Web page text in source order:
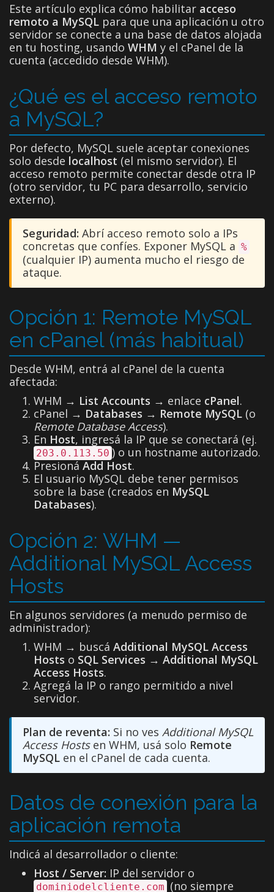
Este artículo explica cómo habilitar acceso
remoto a MySQL para que una aplicación u otro
servidor se conecte a una base de datos alojada
en tu hosting, usando WHM y el cPanel de la
cuenta (accedido desde WHM).
¿Qué es el acceso remoto
a MySQL?
Por defecto, MySQL suele aceptar conexiones
solo desde localhost (el mismo servidor). El
acceso remoto permite conectar desde otra IP
(otro servidor, tu PC para desarrollo, servicio
externo).
Seguridad: Abrí acceso remoto solo a IPs
concretas que confíes. Exponer MySQL a %
(cualquier IP) aumenta mucho el riesgo de
ataque.
Opción 1: Remote MySQL
en cPanel (más habitual)
Desde WHM, entrá al cPanel de la cuenta
afectada:
WHM → List Accounts → enlace cPanel.
cPanel → Databases → Remote MySQL (o
Remote Database Access).
En Host, ingresá la IP que se conectará (ej.
203.0.113.50 ) o un hostname autorizado.
Presioná Add Host.
El usuario MySQL debe tener permisos
sobre la base (creados en MySQL
Databases).
Opción 2: WHM —
Additional MySQL Access
Hosts
En algunos servidores (a menudo permiso de
administrador):
WHM → buscá Additional MySQL Access
Hosts o SQL Services → Additional MySQL
Access Hosts.
Agregá la IP o rango permitido a nivel
servidor.
Plan de reventa: Si no ves Additional MySQL
Access Hostsen WHM, usá solo Remote
MySQL en el cPanel de cada cuenta.
Datos de conexión para la
aplicación remota
Indicá al desarrollador o cliente:
Host / Server: IP del servidor o
dominiodelcliente.com (no siempre